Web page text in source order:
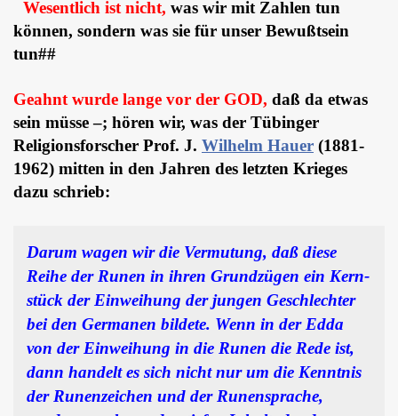
Wesentlich ist nicht, was wir mit Zahlen tun
können, sondern was sie für unser Bewußtsein
tun##
Geahnt wurde lange vor der GOD, daß da etwas
sein müsse –; hören wir, was der Tübinger
Religionsforscher Prof. J. Wilhelm Hauer (1881-
1962) mitten in den Jahren des letzten Krieges
dazu schrieb:
Darum wagen wir die Vermutung, daß diese
Reihe der Runen in ihren Grundzü­gen ein Kern­
stück der Einweihung der jungen Geschlechter
bei den Germanen bildete. Wenn in der Edda
von der Einweihung in die Runen die Rede ist,
dann handelt es sich nicht nur um die Kenntnis
der Ru­nenzeichen und der Runensprache,